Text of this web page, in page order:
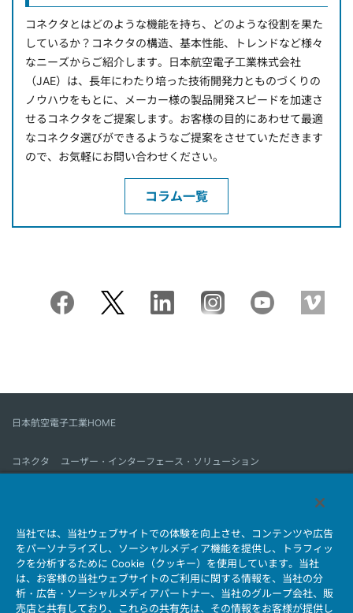
コネクタとはどのような機能を持ち、どのような役割を果た
しているか？コネクタの構造、基本性能、トレンドなど様々
なニーズからご紹介します。日本航空電子工業株式会社
（JAE）は、長年にわたり培った技術開発力とものづくりの
ノウハウをもとに、メーカー様の製品開発スピードを加速さ
せるコネクタをご提案します。お客様の目的にあわせて最適
なコネクタ選びができるようなご提案をさせていただきます
ので、お気軽にお問い合わせください。
コラム一覧
日本航空電子工業HOME
コネクタ
ユーザー・インターフェース・ソリューション
会社情報 サステナビリティ IR情報 採用情報
会社情報新着一覧
製品情報新着一覧
サイトマップ お問い合わせ
当社では、当社ウェブサイトでの体験を向上させ、コンテンツや広告
をパーソナライズし、ソーシャルメディア機能を提供し、トラフィッ
クを分析するために Cookie（クッキー）を使用しています。当社
は、お客様の当社ウェブサイトのご利用に関する情報を、当社の分
析・広告・ソーシャルメディアパートナー、当社のグループ会社、販
売店と共有しており、これらの共有先は、その情報をお客様が提供し